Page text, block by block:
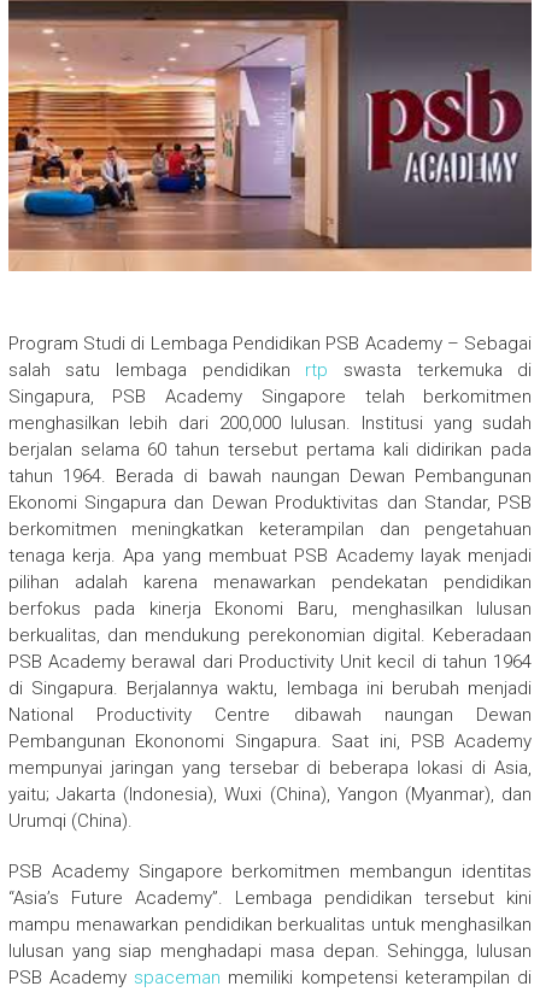
Program Studi di Lembaga Pendidikan PSB Academy – Sebagai
salah satu lembaga pendidikan rtp swasta terkemuka di
Singapura, PSB Academy Singapore telah berkomitmen
menghasilkan lebih dari 200,000 lulusan. Institusi yang sudah
berjalan selama 60 tahun tersebut pertama kali didirikan pada
tahun 1964. Berada di bawah naungan Dewan Pembangunan
Ekonomi Singapura dan Dewan Produktivitas dan Standar, PSB
berkomitmen meningkatkan keterampilan dan pengetahuan
tenaga kerja. Apa yang membuat PSB Academy layak menjadi
pilihan adalah karena menawarkan pendekatan pendidikan
berfokus pada kinerja Ekonomi Baru, menghasilkan lulusan
berkualitas, dan mendukung perekonomian digital. Keberadaan
PSB Academy berawal dari Productivity Unit kecil di tahun 1964
di Singapura. Berjalannya waktu, lembaga ini berubah menjadi
National Productivity Centre dibawah naungan Dewan
Pembangunan Ekononomi Singapura. Saat ini, PSB Academy
mempunyai jaringan yang tersebar di beberapa lokasi di Asia,
yaitu; Jakarta (Indonesia), Wuxi (China), Yangon (Myanmar), dan
Urumqi (China).
PSB Academy Singapore berkomitmen membangun identitas
“Asia’s Future Academy”. Lembaga pendidikan tersebut kini
mampu menawarkan pendidikan berkualitas untuk menghasilkan
lulusan yang siap menghadapi masa depan. Sehingga, lulusan
PSB Academy spaceman memiliki kompetensi keterampilan di